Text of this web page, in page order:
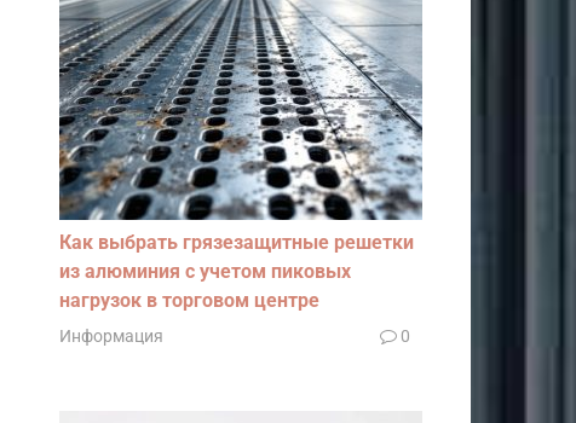
Как выбрать грязезащитные решетки
из алюминия с учетом пиковых
нагрузок в торговом центре
Информация 0